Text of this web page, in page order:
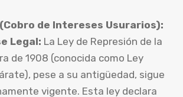
de Intereses Usurarios):
Legal: La Ley de Represión de la
de 1908 (conocida como Ley
pese a su antigüedad, sigue
vigente. Esta ley declara